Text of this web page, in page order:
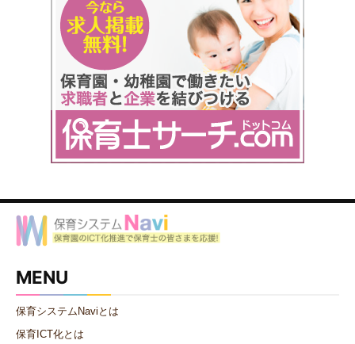
MENU
保育システムNaviとは
保育ICT化とは